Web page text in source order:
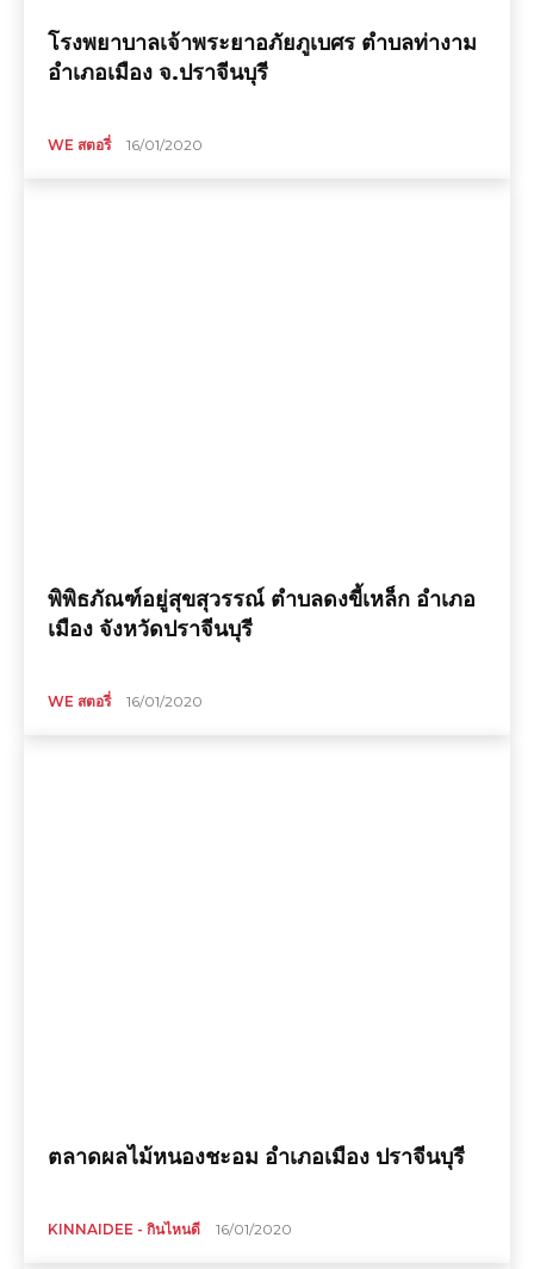
โรงพยาบาลเจ้าพระยาอภัยภูเบศร ตำบลท่างาม
อำเภอเมือง จ.ปราจีนบุรี
WE สตอรี่ 16/01/2020
พิพิธภัณฑ์อยู่สุขสุวรรณ์ ตำบลดงขี้เหล็ก อำเภอ
เมือง จังหวัดปราจีนบุรี
WE สตอรี่ 16/01/2020
ตลาดผลไม้หนองชะอม อำเภอเมือง ปราจีนบุรี
KINNAIDEE - กินไหนดี 16/01/2020